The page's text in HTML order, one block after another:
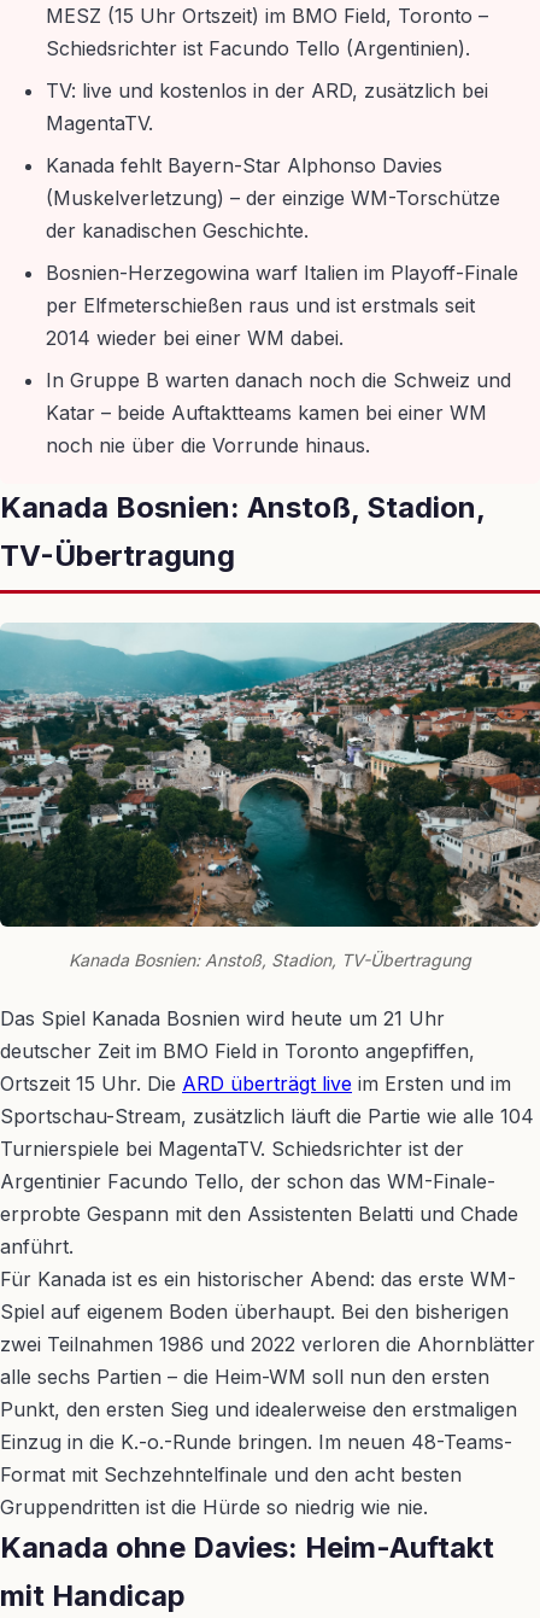
MESZ (15 Uhr Ortszeit) im BMO Field, Toronto –
Schiedsrichter ist Facundo Tello (Argentinien).
TV: live und kostenlos in der ARD, zusätzlich bei
MagentaTV.
Kanada fehlt Bayern-Star Alphonso Davies
(Muskelverletzung) – der einzige WM-Torschütze
der kanadischen Geschichte.
Bosnien-Herzegowina warf Italien im Playoff-Finale
per Elfmeterschießen raus und ist erstmals seit
2014 wieder bei einer WM dabei.
In Gruppe B warten danach noch die Schweiz und
Katar – beide Auftaktteams kamen bei einer WM
noch nie über die Vorrunde hinaus.
Kanada Bosnien: Anstoß, Stadion,
TV-Übertragung
Kanada Bosnien: Anstoß, Stadion, TV-Übertragung
Das Spiel Kanada Bosnien wird heute um 21 Uhr
deutscher Zeit im BMO Field in Toronto angepfiffen,
Ortszeit 15 Uhr. Die ARD überträgt live im Ersten und im
Sportschau-Stream, zusätzlich läuft die Partie wie alle 104
Turnierspiele bei MagentaTV. Schiedsrichter ist der
Argentinier Facundo Tello, der schon das WM-Finale-
erprobte Gespann mit den Assistenten Belatti und Chade
anführt.
Für Kanada ist es ein historischer Abend: das erste WM-
Spiel auf eigenem Boden überhaupt. Bei den bisherigen
zwei Teilnahmen 1986 und 2022 verloren die Ahornblätter
alle sechs Partien – die Heim-WM soll nun den ersten
Punkt, den ersten Sieg und idealerweise den erstmaligen
Einzug in die K.-o.-Runde bringen. Im neuen 48-Teams-
Format mit Sechzehntelfinale und den acht besten
Gruppendritten ist die Hürde so niedrig wie nie.
Kanada ohne Davies: Heim-Auftakt
mit Handicap